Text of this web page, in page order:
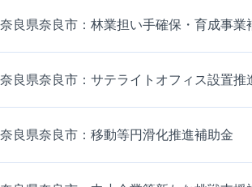
奈良県奈良市：林業担い手確保・育成事業
奈良県奈良市：サテライトオフィス設置推
奈良県奈良市：移動等円滑化推進補助金